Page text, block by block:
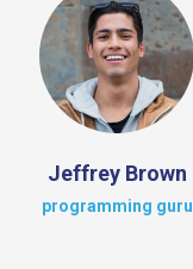
Jeffrey Brown
programming guru